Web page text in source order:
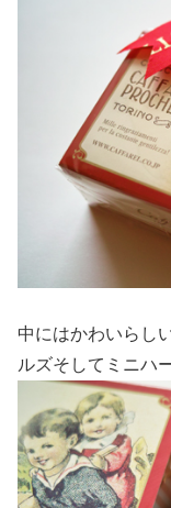
中にはかわいらし
ルズそしてミニハ